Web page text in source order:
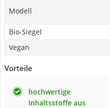
Modell
Bio-Siegel
Vegan
Vorteile
hochwertige
Inhaltsstoffe aus